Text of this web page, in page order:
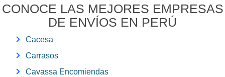
CONOCE LAS MEJORES EMPRESAS
DE ENVÍOS EN PERÚ
Cacesa
Carrasos
Cavassa Encomiendas